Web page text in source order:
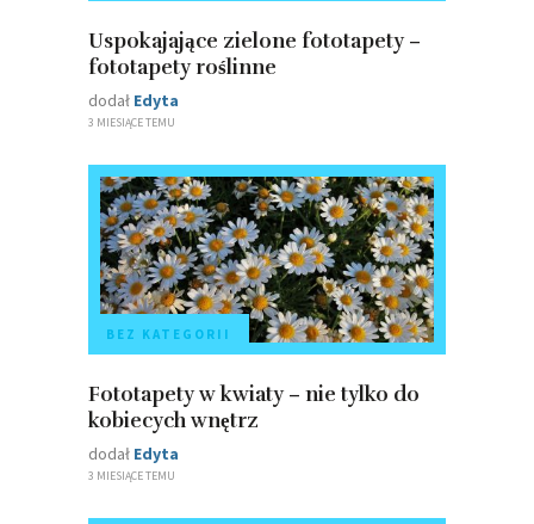
Uspokajające zielone fototapety –
fototapety roślinne
dodał Edyta
3 MIESIĄCE TEMU
BEZ KATEGORII
Fototapety w kwiaty – nie tylko do
kobiecych wnętrz
dodał Edyta
3 MIESIĄCE TEMU